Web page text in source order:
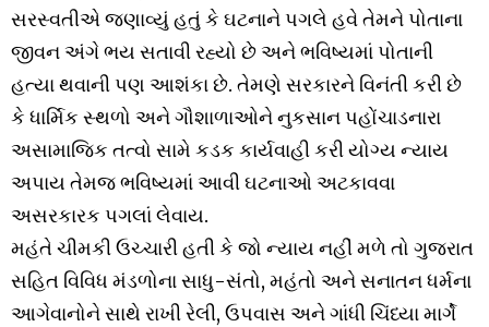
સરસ્વતીએ જણાવ્યું હતું કે ઘટનાને પગલે હવે તેમને પોતાના
જીવન અંગે ભય સતાવી રહ્યો છે અને ભવિષ્યમાં પોતાની
હત્યા થવાની પણ આશંકા છે. તેમણે સરકારને વિનંતી કરી છે
કે ધાર્મિક સ્થળો અને ગૌશાળાઓને નુકસાન પહોંચાડનારા
અસામાજિક તત્વો સામે કડક કાર્યવાહી કરી યોગ્ય ન્યાય
અપાય તેમજ ભવિષ્યમાં આવી ઘટનાઓ અટકાવવા
અસરકારક પગલાં લેવાય.
મહંતે ચીમકી ઉચ્ચારી હતી કે જો ન્યાય નહીં મળે તો ગુજરાત
સહિત વિવિધ મંડળોના સાધુ-સંતો, મહંતો અને સનાતન ધર્મના
આગેવાનોને સાથે રાખી રેલી, ઉપવાસ અને ગાંધી ચિંધ્યા માર્ગે